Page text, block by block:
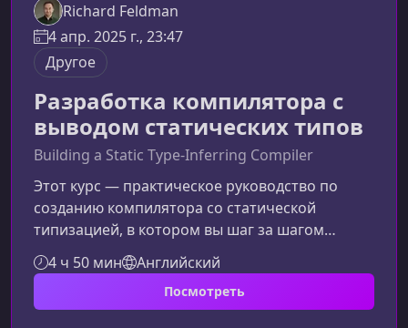
Richard Feldman
4 апр. 2025 г., 23:47
Другое
Разработка компилятора с
выводом статических типов
Building a Static Type-Inferring Compiler
Этот курс — практическое руководство по
созданию компилятора со статической
типизацией, в котором вы шаг за шагом
разберёте, как устроен вывод типов,
статическая проверка корректности кода и
генерация машинных инструкций. Материал
4 ч 50 мин Английский
Посмотреть